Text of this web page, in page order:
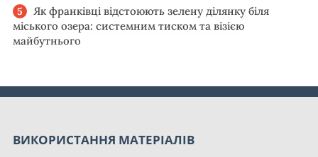
Як франківці відстоюють зелену ділянку біля
міського озера: системним тиском та візією
майбутнього
ВИКОРИСТАННЯ МАТЕРІАЛІВ